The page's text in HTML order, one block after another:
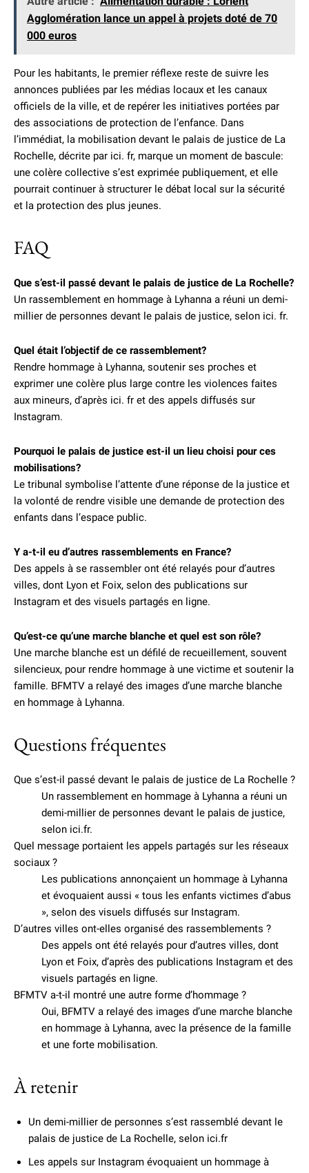
Agglomération lance un appel à projets doté de 70
000 euros
Pour les habitants, le premier réflexe reste de suivre les
annonces publiées par les médias locaux et les canaux
officiels de la ville, et de repérer les initiatives portées par
des associations de protection de l’enfance. Dans
l’immédiat, la mobilisation devant le palais de justice de La
Rochelle, décrite par ici. fr, marque un moment de bascule:
une colère collective s’est exprimée publiquement, et elle
pourrait continuer à structurer le débat local sur la sécurité
et la protection des plus jeunes.
FAQ
Que s’est-il passé devant le palais de justice de La Rochelle?
Un rassemblement en hommage à Lyhanna a réuni un demi-
millier de personnes devant le palais de justice, selon ici. fr.
Quel était l’objectif de ce rassemblement?
Rendre hommage à Lyhanna, soutenir ses proches et
exprimer une colère plus large contre les violences faites
aux mineurs, d’après ici. fr et des appels diffusés sur
Instagram.
Pourquoi le palais de justice est-il un lieu choisi pour ces
mobilisations?
Le tribunal symbolise l’attente d’une réponse de la justice et
la volonté de rendre visible une demande de protection des
enfants dans l’espace public.
Y a-t-il eu d’autres rassemblements en France?
Des appels à se rassembler ont été relayés pour d’autres
villes, dont Lyon et Foix, selon des publications sur
Instagram et des visuels partagés en ligne.
Qu’est-ce qu’une marche blanche et quel est son rôle?
Une marche blanche est un défilé de recueillement, souvent
silencieux, pour rendre hommage à une victime et soutenir la
famille. BFMTV a relayé des images d’une marche blanche
en hommage à Lyhanna.
Questions fréquentes
Que s’est-il passé devant le palais de justice de La Rochelle ?
Un rassemblement en hommage à Lyhanna a réuni un
demi-millier de personnes devant le palais de justice,
selon ici.fr.
Quel message portaient les appels partagés sur les réseaux
sociaux ?
Les publications annonçaient un hommage à Lyhanna
et évoquaient aussi « tous les enfants victimes d’abus
», selon des visuels diffusés sur Instagram.
D’autres villes ont-elles organisé des rassemblements ?
Des appels ont été relayés pour d’autres villes, dont
Lyon et Foix, d’après des publications Instagram et des
visuels partagés en ligne.
BFMTV a-t-il montré une autre forme d’hommage ?
Oui, BFMTV a relayé des images d’une marche blanche
en hommage à Lyhanna, avec la présence de la famille
et une forte mobilisation.
À retenir
Un demi-millier de personnes s’est rassemblé devant le
palais de justice de La Rochelle, selon ici.fr
Les appels sur Instagram évoquaient un hommage à